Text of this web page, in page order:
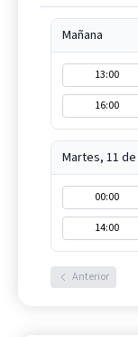
Mañana
13:00
16:00
Martes, 11
00:00
14:00
Anterior